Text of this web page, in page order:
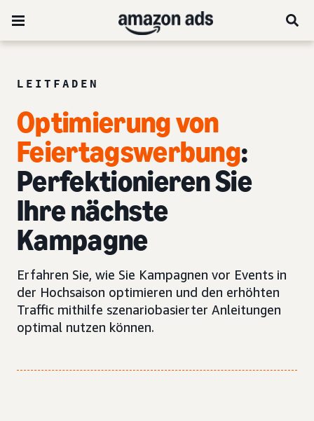
LEITFADEN
Optimierung von
Feiertagswerbung:
Perfektionieren Sie
Ihre nächste
Kampagne
Erfahren Sie, wie Sie Kampagnen vor Events in
der Hochsaison optimieren und den erhöhten
Traffic mithilfe szenariobasierter Anleitungen
optimal nutzen können.